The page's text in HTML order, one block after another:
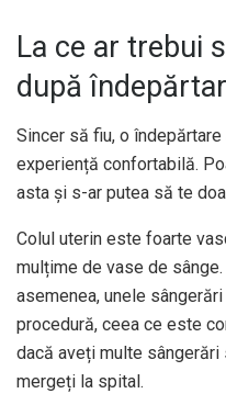
La ce ar trebui
după
Sincer să fiu, o
experiență confortabilă.
asta și s-ar putea să te
Colul uterin este foarte
mulțime de vase de
asemenea, unele
procedură, ceea ce este
dacă aveți multe sângerări
mergeți la spital.